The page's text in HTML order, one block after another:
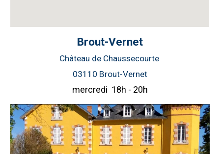
Brout-Vernet
Château deChaussecourte
03110 Brout-Vernet
mercredi 18h - 20h